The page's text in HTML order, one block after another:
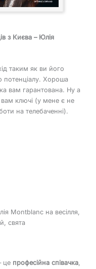
з Києва – Юлія
таким як ви його
потенціалу. Хороша
вам гарантована. Ну а
ключі (у мене є не
на телебаченні).
Montblanc на весілля,
свята
це професійна співачка,